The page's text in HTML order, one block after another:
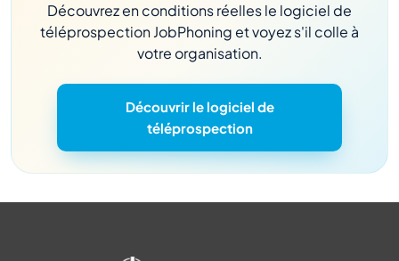
Découvrez en conditions réelles le logiciel de
téléprospection JobPhoning et voyez s'il colle à
votre organisation.
Découvrir le logiciel de
téléprospection